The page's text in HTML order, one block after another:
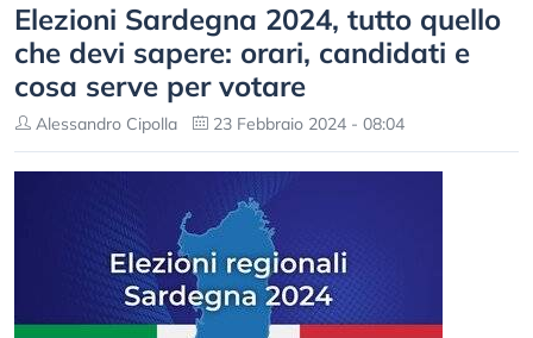
Elezioni Sardegna 2024, tutto quello
che devi sapere: orari, candidati e
cosa serve per votare
Alessandro Cipolla 23 Febbraio 2024 - 08:04